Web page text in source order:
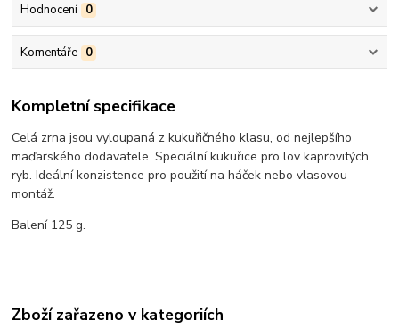
Hodnocení 0
Komentáře 0
Kompletní specifikace
Celá zrna jsou vyloupaná z kukuřičného klasu, od nejlepšího
maďarského dodavatele. Speciální kukuřice pro lov kaprovitých
ryb. Ideální konzistence pro použití na háček nebo vlasovou
montáž.
Balení 125 g.
Zboží zařazeno v kategoriích